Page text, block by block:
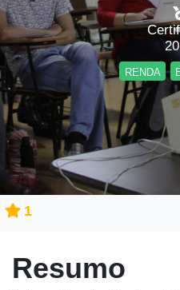
RENDA
1
Resumo